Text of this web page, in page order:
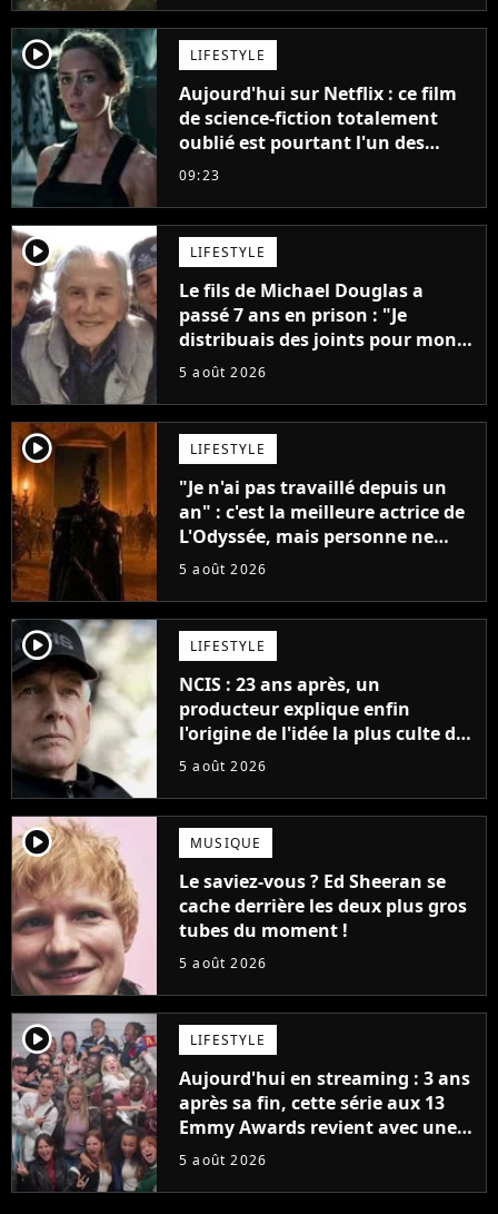
player2 LIFESTYLE
Aujourd'hui sur Netflix : ce film
de science-fiction totalement
oublié est pourtant l'un des
meilleurs des années 2010
09:23
player2 LIFESTYLE
Le fils de Michael Douglas a
passé 7 ans en prison : "Je
distribuais des joints pour mon
père"
5 août 2026
player2 LIFESTYLE
"Je n'ai pas travaillé depuis un
an" : c'est la meilleure actrice de
L'Odyssée, mais personne ne
veut lui donner de rôle au
5 août 2026
player2 LIFESTYLE
NCIS : 23 ans après, un
producteur explique enfin
l'origine de l'idée la plus culte de
la série (et on ne parle pas du
5 août 2026
player2 MUSIQUE
Le saviez-vous ? Ed Sheeran se
cache derrière les deux plus gros
tubes du moment !
5 août 2026
player2 LIFESTYLE
Aujourd'hui en streaming : 3 ans
après sa fin, cette série aux 13
Emmy Awards revient avec une
suite... totalement différente
5 août 2026